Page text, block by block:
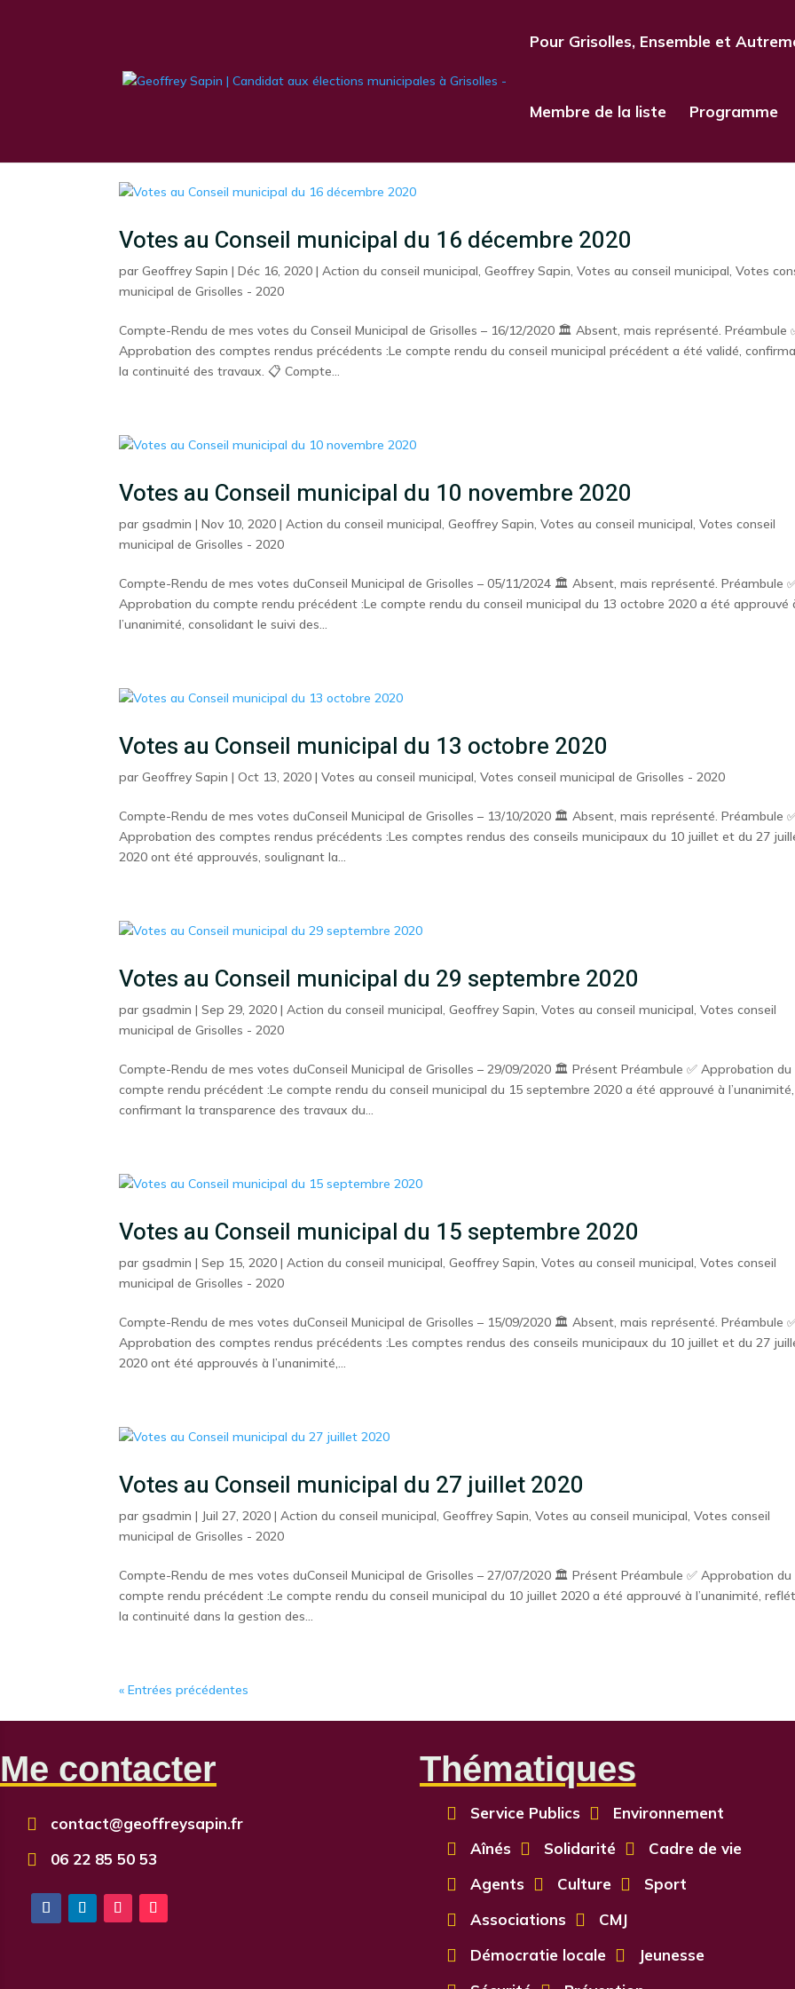
Pour Grisolles, Ensemble et
Membre de la liste Programme
Votes au Conseil municipal du 16 décembre 2020
parGeoffrey Sapin |Déc 16, 2020 |Action du conseil municipal,Geoffrey Sapin,Votes au conseil municipal,Votes
municipal de Grisolles - 2020
Compte-Rendu de mes votes du Conseil Municipal de Grisolles – 16/12/2020 🏛️ Absent, mais représenté. Préambule
Approbation des comptes rendus précédents :Le compte rendu du conseil municipal précédent a été validé,
la continuité des travaux. 📋 Compte...
Votes au Conseil municipal du 10 novembre 2020
pargsadmin |Nov 10, 2020 |Action du conseil municipal,Geoffrey Sapin,Votes au conseil municipal,Votes conseil
municipal de Grisolles - 2020
Compte-Rendu de mes votes duConseil Municipal de Grisolles – 05/11/2024 🏛️ Absent, mais représenté. Préambule
Approbation du compte rendu précédent :Le compte rendu du conseil municipal du 13 octobre 2020 a été approuvé
l’unanimité, consolidant le suivi des...
Votes au Conseil municipal du 13 octobre 2020
parGeoffrey Sapin |Oct 13, 2020 |Votes au conseil municipal,Votes conseil municipal de Grisolles - 2020
Compte-Rendu de mes votes duConseil Municipal de Grisolles – 13/10/2020 🏛️ Absent, mais représenté. Préambule
Approbation des comptes rendus précédents :Les comptes rendus des conseils municipaux du 10 juillet et du 27
2020 ont été approuvés, soulignant la...
Votes au Conseil municipal du 29 septembre 2020
pargsadmin |Sep 29, 2020 |Action du conseil municipal,Geoffrey Sapin,Votes au conseil municipal,Votes conseil
municipal de Grisolles - 2020
Compte-Rendu de mes votes duConseil Municipal de Grisolles – 29/09/2020 🏛️ Présent Préambule ✅ Approbation du
compte rendu précédent :Le compte rendu du conseil municipal du 15 septembre 2020 a été approuvé à l’unanimité,
confirmant la transparence des travaux du...
Votes au Conseil municipal du 15 septembre 2020
pargsadmin |Sep 15, 2020 |Action du conseil municipal,Geoffrey Sapin,Votes au conseil municipal,Votes conseil
municipal de Grisolles - 2020
Compte-Rendu de mes votes duConseil Municipal de Grisolles – 15/09/2020 🏛️ Absent, mais représenté. Préambule
Approbation des comptes rendus précédents :Les comptes rendus des conseils municipaux du 10 juillet et du 27
2020 ont été approuvés à l’unanimité,...
Votes au Conseil municipal du 27 juillet 2020
pargsadmin | Juil 27, 2020 |Action du conseil municipal,Geoffrey Sapin,Votes au conseil municipal,Votes conseil
municipal de Grisolles - 2020
Compte-Rendu de mes votes duConseil Municipal de Grisolles – 27/07/2020 🏛️ Présent Préambule ✅ Approbation du
compte rendu précédent :Le compte rendu du conseil municipal du 10 juillet 2020 a été approuvé à l’unanimité,
la continuité dans la gestion des...
« Entrées précédentes
Me contacter
 contact@geoffreysapin.fr
 06 22 85 50 53
Thématiques
 Service Publics  Environnement
 Aînés  Solidarité  Cadre de vie
 Agents  Culture  Sport
 Associations  CMJ
 Démocratie locale  Jeunesse